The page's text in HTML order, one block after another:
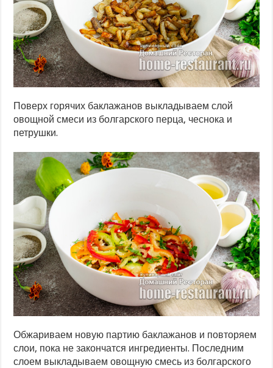
Поверх горячих баклажанов выкладываем слой
овощной смеси из болгарского перца, чеснока и
петрушки.
Обжариваем новую партию баклажанов и повторяем
слои, пока не закончатся ингредиенты. Последним
слоем выкладываем овощную смесь из болгарского